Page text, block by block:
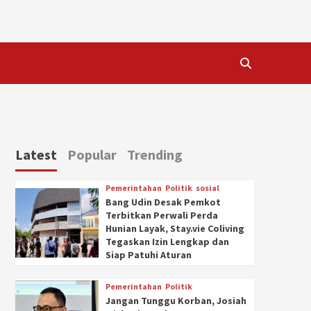
Latest Popular Trending
Pemerintahan Politik sosial
Bang Udin Desak Pemkot
Terbitkan Perwali Perda
Hunian Layak, Stay.vie Coliving
Tegaskan Izin Lengkap dan
Siap Patuhi Aturan
Pemerintahan Politik
Jangan Tunggu Korban, Josiah